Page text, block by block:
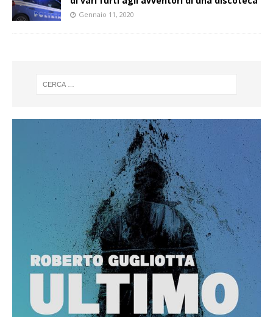
Gennaio 11, 2020